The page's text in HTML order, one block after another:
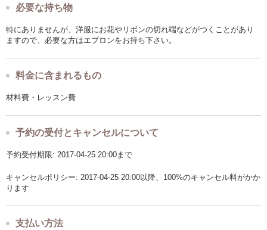
必要な持ち物
特にありませんが、洋服にお花やリボンの切れ端などがつくことがあり
ますので、必要な方はエプロンをお持ち下さい。
料金に含まれるもの
材料費・レッスン費
予約の受付とキャンセルについて
予約受付期限: 2017-04-25 20:00まで
キャンセルポリシー: 2017-04-25 20:00以降、100%のキャンセル料がかか
ります
支払い方法